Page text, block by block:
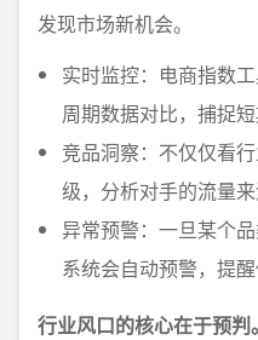
发现市场新机会。
实时监控：电商指数
周期数据对比，捕捉
竞品洞察：不仅仅看
级，分析对手的流量
异常预警：一旦某个
系统会自动预警，提
行业风口的核心在于预判。